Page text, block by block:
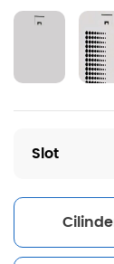
Slot